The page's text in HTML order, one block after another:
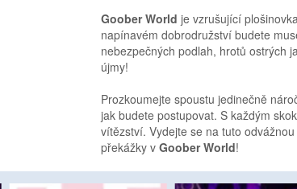
Goober World je vzrušující
napínavém dobrodružství budete
nebezpečných podlah, hrotů ostrých
újmy!
Prozkoumejte spoustu jedinečně
jak budete postupovat. S každým
vítězství. Vydejte se na tuto
překážky vGoober World!